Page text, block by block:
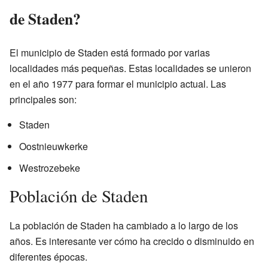
de Staden?
El municipio de Staden está formado por varias
localidades más pequeñas. Estas localidades se unieron
en el año 1977 para formar el municipio actual. Las
principales son:
Staden
Oostnieuwkerke
Westrozebeke
Población de Staden
La población de Staden ha cambiado a lo largo de los
años. Es interesante ver cómo ha crecido o disminuido en
diferentes épocas.